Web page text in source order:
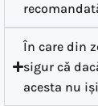
În care din
sigur că
acesta nu